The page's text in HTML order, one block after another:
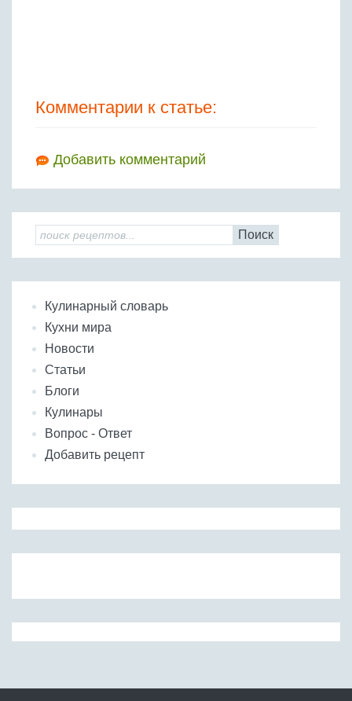
Комментарии к статье:
Добавить комментарий
Поиск
Кулинарный словарь
Кухни мира
Новости
Статьи
Блоги
Кулинары
Вопрос - Ответ
Добавить рецепт